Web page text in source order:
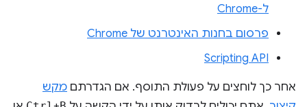
ל-Chrome
פרסום בחנות האינטרנט של Chrome
Scripting API
אחר כך לוחצים על פעולת התוסף. אם הגדרתם מקש